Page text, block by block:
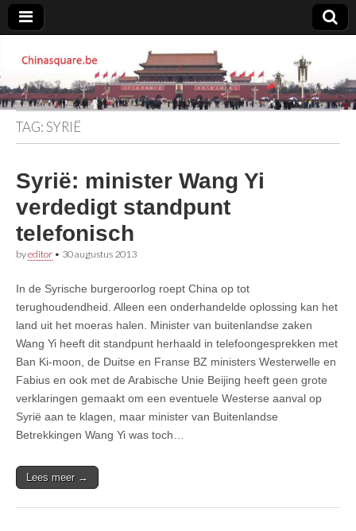
Chinasquare.be
TAG:SYRIË
Syrië: minister Wang Yi
verdedigt standpunt
telefonisch
byeditor • 30 augustus 2013
In de Syrische burgeroorlog roept China op tot
terughoudendheid. Alleen een onderhandelde oplossing kan het
land uit het moeras halen. Minister van buitenlandse zaken
Wang Yi heeft dit standpunt herhaald in telefoongesprekken met
Ban Ki-moon, de Duitse en Franse BZ ministers Westerwelle en
Fabius en ook met de Arabische Unie Beijing heeft geen grote
verklaringen gemaakt om een eventuele Westerse aanval op
Syrië aan te klagen, maar minister van Buitenlandse
Betrekkingen Wang Yi was toch…
Lees meer →